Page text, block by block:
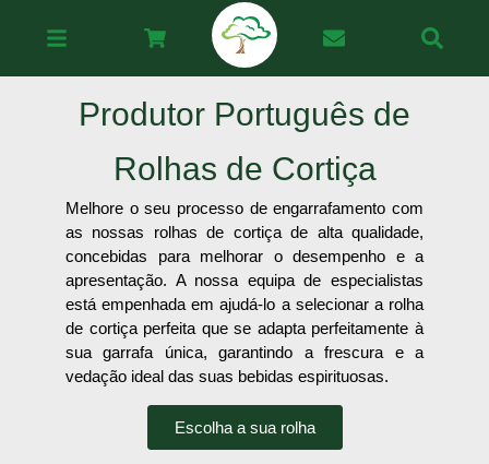
Produtor Português de
Rolhas de Cortiça
Melhore o seu processo de engarrafamento com
as nossas rolhas de cortiça de alta qualidade,
concebidas para melhorar o desempenho e a
apresentação. A nossa equipa de especialistas
está empenhada em ajudá-lo a selecionar a rolha
de cortiça perfeita que se adapta perfeitamente à
sua garrafa única, garantindo a frescura e a
vedação ideal das suas bebidas espirituosas.
Escolha a sua rolha